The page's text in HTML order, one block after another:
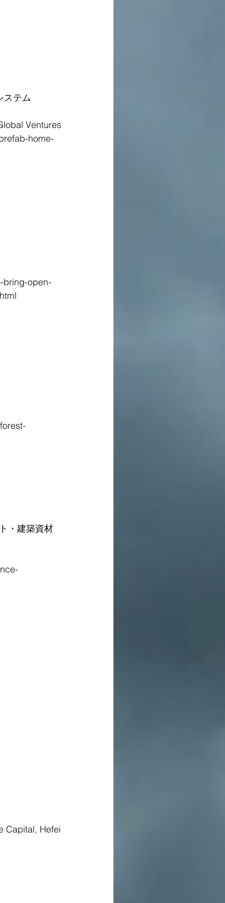
ステム
Ventures
home-
bring-open-
・建築資材
Capital, Hefei